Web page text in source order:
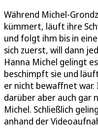
Während Michel-
kümmert, läuft ihre
und folgt ihm bis in
sich zuerst, will dann
Hanna Michel gelingt
beschimpft sie und
er nicht bewaffnet
darüber aber auch gar
Michel. Schließlich
anhand der